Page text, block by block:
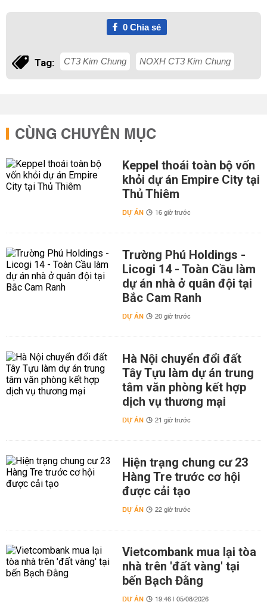
0Chia sẻ
Tag: CT3 Kim Chung NOXH CT3 Kim Chung
CÙNG CHUYÊN MỤC
Keppel thoái toàn bộ vốn
khỏi dự án Empire City tại
Thủ Thiêm
DỰ ÁN 16 giờ trước
Trường Phú Holdings -
Licogi 14 - Toàn Cầu làm
dự án nhà ở quân đội tại
Bắc Cam Ranh
DỰ ÁN 20 giờ trước
Hà Nội chuyển đổi đất
Tây Tựu làm dự án trung
tâm văn phòng kết hợp
dịch vụ thương mại
DỰ ÁN 21 giờ trước
Hiện trạng chung cư 23
Hàng Tre trước cơ hội
được cải tạo
DỰ ÁN 22 giờ trước
Vietcombank mua lại tòa
nhà trên 'đất vàng' tại
bến Bạch Đằng
DỰ ÁN 19:46 | 05/08/2026